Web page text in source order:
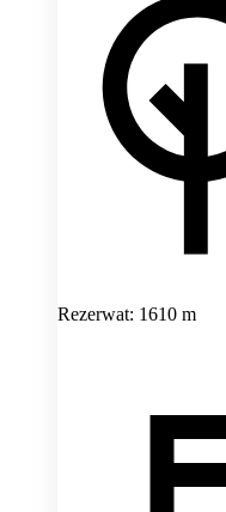
Rezerwat: 1610 m